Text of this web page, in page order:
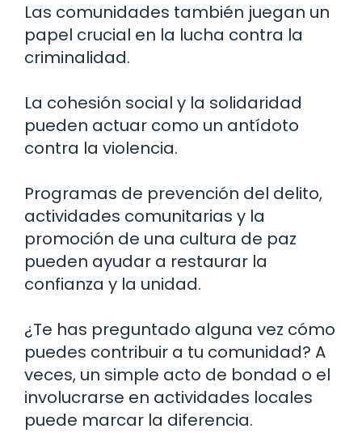
Las comunidades también juegan un
papel crucial en la lucha contra la
criminalidad.
La cohesión social y la solidaridad
pueden actuar como un antídoto
contra la violencia.
Programas de prevención del delito,
actividades comunitarias y la
promoción de una cultura de paz
pueden ayudar a restaurar la
confianza y la unidad.
¿Te has preguntado alguna vez cómo
puedes contribuir a tu comunidad? A
veces, un simple acto de bondad o el
involucrarse en actividades locales
puede marcar la diferencia.